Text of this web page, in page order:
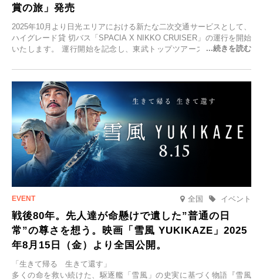
賞の旅」発売
2025年10月より日光エリアにおける新たな二次交通サービスとして、
ハイグレード貸 切バス「SPACIA X NIKKO CRUISER」の運行を開始
いたします。 運行開始を記念し、東武トップツアーズ株式会社では
2025年9月12日(金)より発売いたします。
全国 イベント
戦後80年。先人達が命懸けで遺した”普通の日
常”の尊さを想う。映画「雪風 YUKIKAZE」2025
年8月15日（金）より全国公開。
「生きて帰る 生きて還す」
多くの命を救い続けた、駆逐艦「雪風」の史実に基づく物語『雪風